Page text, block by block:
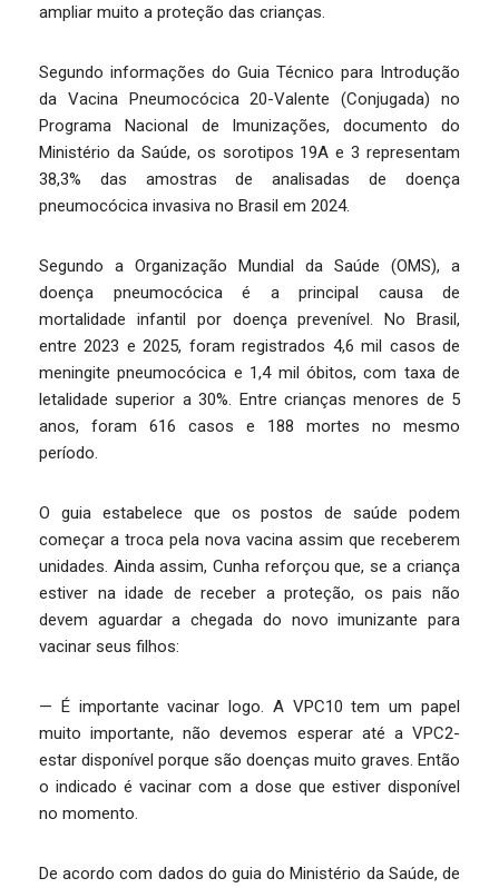
ampliar muito a proteção das crianças.
Segundo informações do Guia Técnico para Introdução
da Vacina Pneumocócica 20-Valente (Conjugada) no
Programa Nacional de Imunizações, documento do
Ministério da Saúde, os sorotipos 19A e 3 representam
38,3% das amostras de analisadas de doença
pneumocócica invasiva no Brasil em 2024.
Segundo a Organização Mundial da Saúde (OMS), a
doença pneumocócica é a principal causa de
mortalidade infantil por doença prevenível. No Brasil,
entre 2023 e 2025, foram registrados 4,6 mil casos de
meningite pneumocócica e 1,4 mil óbitos, com taxa de
letalidade superior a 30%. Entre crianças menores de 5
anos, foram 616 casos e 188 mortes no mesmo
período.
O guia estabelece que os postos de saúde podem
começar a troca pela nova vacina assim que receberem
unidades. Ainda assim, Cunha reforçou que, se a criança
estiver na idade de receber a proteção, os pais não
devem aguardar a chegada do novo imunizante para
vacinar seus filhos:
— É importante vacinar logo. A VPC10 tem um papel
muito importante, não devemos esperar até a VPC2-
estar disponível porque são doenças muito graves. Então
o indicado é vacinar com a dose que estiver disponível
no momento.
De acordo com dados do guia do Ministério da Saúde, de